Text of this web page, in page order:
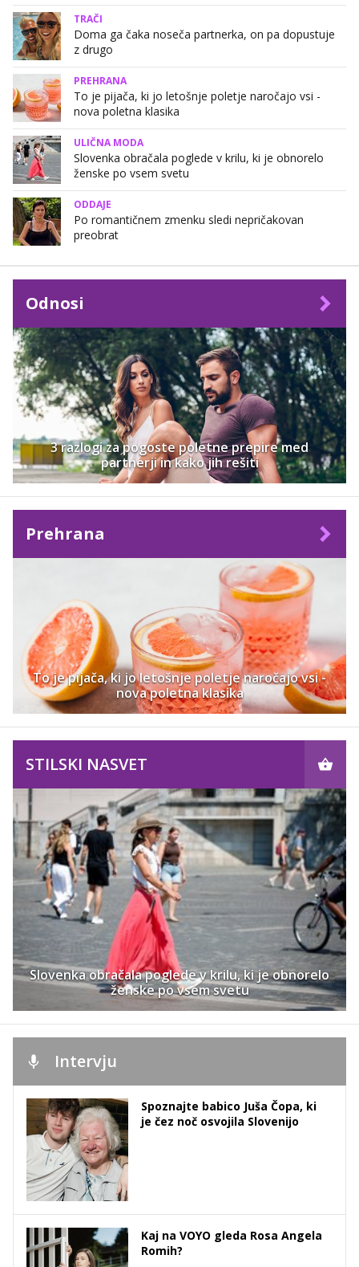
TRAČI
Doma ga čaka noseča partnerka, on pa dopustuje
z drugo
PREHRANA
To je pijača, ki jo letošnje poletje naročajo vsi -
nova poletna klasika
ULIČNA MODA
Slovenka obračala poglede v krilu, ki je obnorelo
ženske po vsem svetu
ODDAJE
Po romantičnem zmenku sledi nepričakovan
preobrat
Odnosi
3 razlogi za pogoste poletne prepire med
partnerji in kako jih rešiti
Prehrana
To je pijača, ki jo letošnje poletje naročajo vsi -
nova poletna klasika
STILSKI NASVET
Slovenka obračala poglede v krilu, ki je obnorelo
ženske po vsem svetu
Intervju
Spoznajte babico Juša Čopa, ki
je čez noč osvojila Slovenijo
Kaj na VOYO gleda Rosa Angela
Romih?